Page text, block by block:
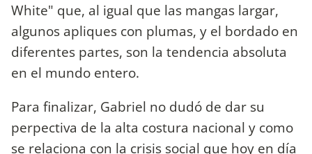
White" que, al igual que las mangas largar,
algunos apliques con plumas, y el bordado en
diferentes partes, son la tendencia absoluta
en el mundo entero.
Para finalizar, Gabriel no dudó de dar su
perpectiva de la alta costura nacional y como
se relaciona con la crisis social que hoy en día